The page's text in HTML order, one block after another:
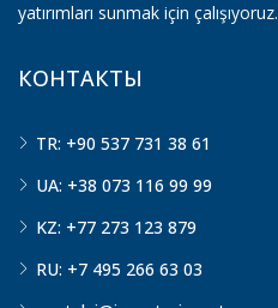
yatırımları sunmak için çalışıyoruz.
КОНТАКТЫ
TR: +90 537 731 38 61
UA: +38 073 116 99 99
KZ: +77 273 123 879
RU: +7 495 266 63 03